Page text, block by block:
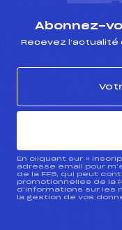
Abonnez-
Recevez l’actualité
En cliquant sur «
adresse email pour
de la FFS, qui peut
promotionnelles de la
d’informations sur les
la gestion de vos